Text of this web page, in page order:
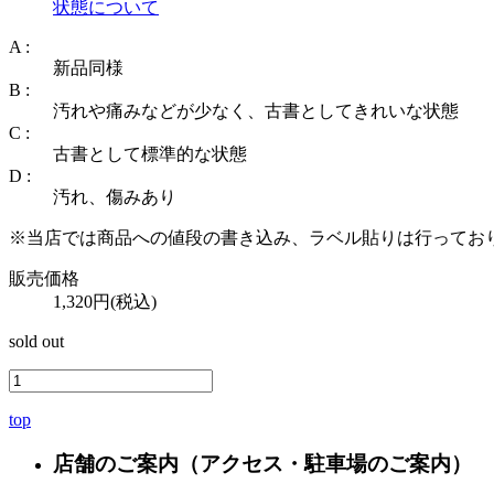
状態について
A :
新品同様
B :
汚れや痛みなどが少なく、古書としてきれいな状態
C :
古書として標準的な状態
D :
汚れ、傷みあり
※当店では商品への値段の書き込み、ラベル貼りは行ってお
販売価格
1,320円(税込)
sold out
top
店舗のご案内 （アクセス・駐車場のご案内）